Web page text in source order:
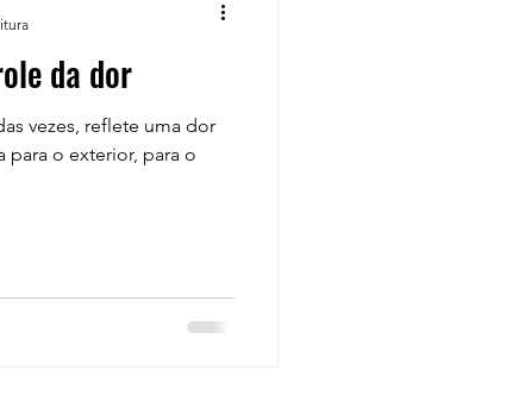
da dor
vezes, reflete uma dor
o exterior, para o